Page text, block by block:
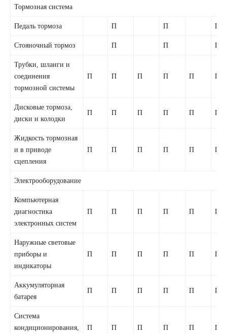
Тормозная система
Педаль тормоза П П П
Стояночный тормоз П П П
Трубки, шланги и
соединения
тормозной системы
П П П П П П
Дисковые тормоза,
диски и колодки
П П П П П П
Жидкость тормозная
и в приводе
сцепления
П П П П П П
Электрооборудование
Компьютерная
диагностика
электронных систем
П П П П П П
Наружные световые
приборы и
индикаторы
П П П П П П
Аккумуляторная
батарея
П П П П П П
Система
кондиционирования,
П П П П П П